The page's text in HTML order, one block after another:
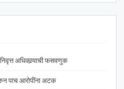
अधिकार्‍याची फसवणुक
पाच आरोपींना अटक